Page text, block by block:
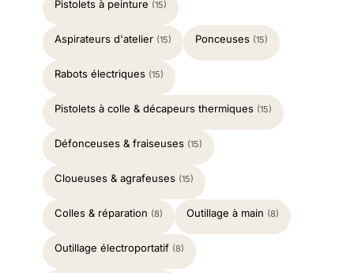
Pistolets à peinture (15)
Aspirateurs d'atelier (15) Ponceuses (15)
Rabots électriques (15)
Pistolets à colle & décapeurs thermiques (15)
Défonceuses & fraiseuses (15)
Cloueuses & agrafeuses (15)
Colles & réparation (8) Outillage à main (8)
Outillage électroportatif (8)